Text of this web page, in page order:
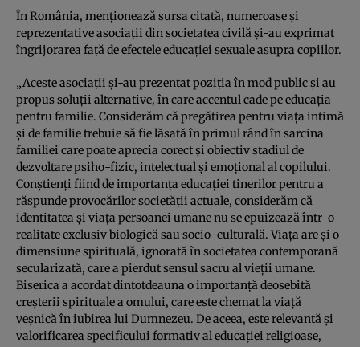
În România, menţionează sursa citată, numeroase şi
reprezentative asociaţii din societatea civilă şi-au exprimat
îngrijorarea faţă de efectele educaţiei sexuale asupra copiilor.
„Aceste asociaţii şi-au prezentat poziţia în mod public şi au
propus soluţii alternative, în care accentul cade pe educaţia
pentru familie. Considerăm că pregătirea pentru viaţa intimă
şi de familie trebuie să fie lăsată în primul rând în sarcina
familiei care poate aprecia corect şi obiectiv stadiul de
dezvoltare psiho-fizic, intelectual şi emoţional al copilului.
Conştienţi fiind de importanţa educaţiei tinerilor pentru a
răspunde provocărilor societăţii actuale, considerăm că
identitatea şi viaţa persoanei umane nu se epuizează într-o
realitate exclusiv biologică sau socio-culturală. Viaţa are şi o
dimensiune spirituală, ignorată în societatea contemporană
secularizată, care a pierdut sensul sacru al vieţii umane.
Biserica a acordat dintotdeauna o importanţă deosebită
creşterii spirituale a omului, care este chemat la viaţă
veşnică în iubirea lui Dumnezeu. De aceea, este relevantă şi
valorificarea specificului formativ al educaţiei religioase,